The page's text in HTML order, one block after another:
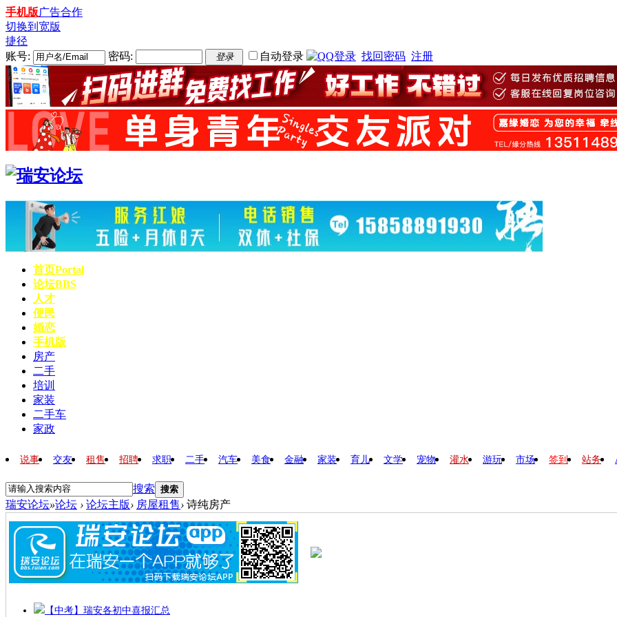
手机版广告合作
切换到宽版
捷径
账号:
密码: 登录 自动登录 找回密码 注册
首页Portal
论坛BBS
人才
便民
婚恋
手机版
房产
二手
培训
家装
二手车
家政
说事 交友 租售 招聘 求职 二手 汽车 美食 金融 家装 育儿 文学 宠物 灌水 游玩 市场 签到 站务
搜索 搜索
瑞安论坛»论坛 › 论坛主版› 房屋租售› 诗纯房产
【中考】瑞安各初中喜报汇总